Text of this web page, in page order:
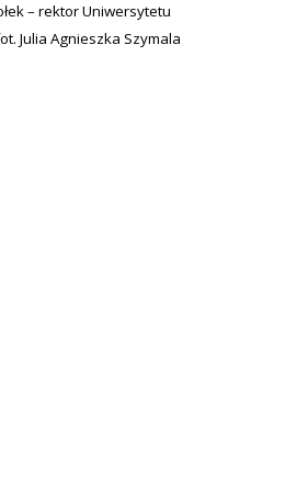
– rektor Uniwersytetu
Julia Agnieszka Szymala